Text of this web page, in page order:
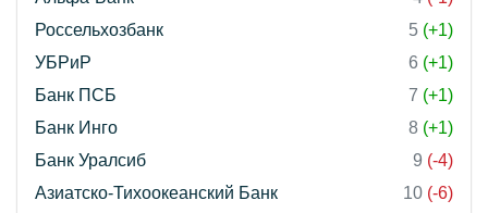
Россельхозбанк
5 (+1)
УБРиР
6 (+1)
Банк ПСБ
7 (+1)
Банк Инго
8 (+1)
Банк Уралсиб
9 (-4)
Азиатско-Тихоокеанский Банк
10 (-6)